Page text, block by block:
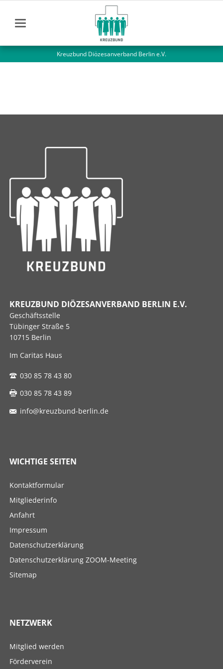
Kreuzbund Diözesanverband Berlin e.V.
KREUZBUND DIÖZESANVERBAND BERLIN E.V.
Geschäftsstelle
Tübinger Straße 5
10715 Berlin
Im Caritas Haus
030 85 78 43 80
030 85 78 43 89
info@kreuzbund-berlin.de
WICHTIGE SEITEN
Navigation
Kontaktformular
Mitgliederinfo
Anfahrt
Impressum
Datenschutzerklärung
Datenschutzerklärung ZOOM-Meeting
Sitemap
NETZWERK
Navigation
Mitglied werden
Förderverein